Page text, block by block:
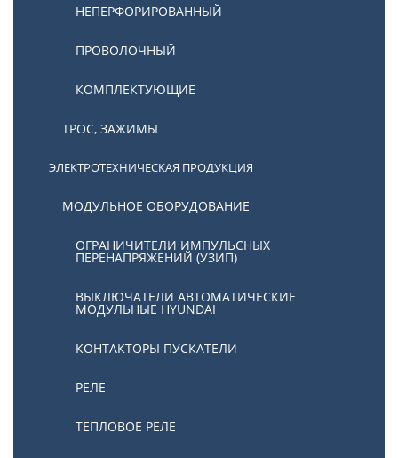
НЕПЕРФОРИРОВАННЫЙ
ПРОВОЛОЧНЫЙ
КОМПЛЕКТУЮЩИЕ
ТРОС, ЗАЖИМЫ
ЭЛЕКТРОТЕХНИЧЕСКАЯ ПРОДУКЦИЯ
МОДУЛЬНОЕ ОБОРУДОВАНИЕ
ОГРАНИЧИТЕЛИ ИМПУЛЬСНЫХ
ПЕРЕНАПРЯЖЕНИЙ (УЗИП)
ВЫКЛЮЧАТЕЛИ АВТОМАТИЧЕСКИЕ
МОДУЛЬНЫЕ HYUNDAI
КОНТАКТОРЫ ПУСКАТЕЛИ
РЕЛЕ
ТЕПЛОВОЕ РЕЛЕ